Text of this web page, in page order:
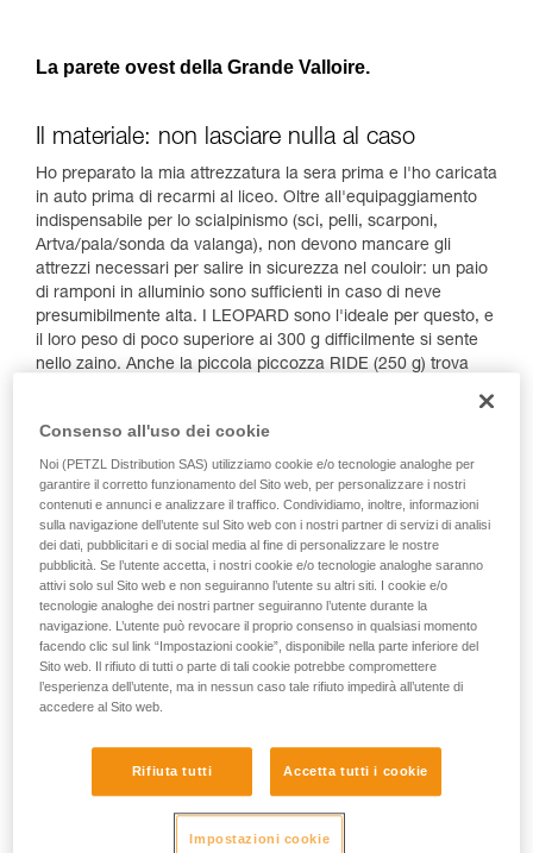
La parete ovest della Grande Valloire.
Il materiale: non lasciare nulla al caso
Ho preparato la mia attrezzatura la sera prima e l'ho caricata
in auto prima di recarmi al liceo. Oltre all'equipaggiamento
indispensabile per lo scialpinismo (sci, pelli, scarponi,
Artva/pala/sonda da valanga), non devono mancare gli
attrezzi necessari per salire in sicurezza nel couloir: un paio
di ramponi in alluminio sono sufficienti in caso di neve
presumibilmente alta. I LEOPARD sono l'ideale per questo, e
il loro peso di poco superiore ai 300 g difficilmente si sente
nello zaino. Anche la piccola piccozza RIDE (250 g) trova
innevato e ghiacciato. Non va poi trascurata la protezione
della testa: un casco è di grande aiuto in caso di caduta o di
caduta di frammenti di ghiaccio dall'alto. E non solo nel
couloir. Siamo solo a inizio stagione e, anche su un terreno
non esposto, possiamo incontrare delle sorprese: non si può
escludere la presenza di una roccia nascosta, pronta a darci
il benvenuto. L'ultimo casco METEOR è stato certificato per
lo scialpinismo; leggero e appeso allo zaino, non si fa sentire
durante la salita con le pelli, e fa ovviamente parte
dell'attrezzatura. E poi non va dimenticata la lampada
frontale. Tenendo conto del periodo (dicembre) e dell'ora di
partenza (il pomeriggio), ci sono buone possibilità che
minuscola frontale SWIFT RL, con un peso inferiore ai 100 g
e una potenza che può arrivare a 900 lumen, è perfetta da
stivare al fondo allo zaino per ogni evenienza.
Consenso all'uso dei cookie
Noi (PETZL Distribution SAS) utilizziamo cookie e/o tecnologie analoghe per
garantire il corretto funzionamento del Sito web, per personalizzare i nostri
contenuti e annunci e analizzare il traffico. Condividiamo, inoltre, informazioni
sulla navigazione dell’utente sul Sito web con i nostri partner di servizi di analisi
dei dati, pubblicitari e di social media al fine di personalizzare le nostre
pubblicità. Se l’utente accetta, i nostri cookie e/o tecnologie analoghe saranno
attivi solo sul Sito web e non seguiranno l’utente su altri siti. I cookie e/o
tecnologie analoghe dei nostri partner seguiranno l’utente durante la
navigazione. L’utente può revocare il proprio consenso in qualsiasi momento
facendo clic sul link “Impostazioni cookie”, disponibile nella parte inferiore del
Sito web. Il rifiuto di tutti o parte di tali cookie potrebbe compromettere
l’esperienza dell’utente, ma in nessun caso tale rifiuto impedirà all’utente di
accedere al Sito web.
Rifiuta tutti Accetta tutti i cookie
Impostazioni cookie